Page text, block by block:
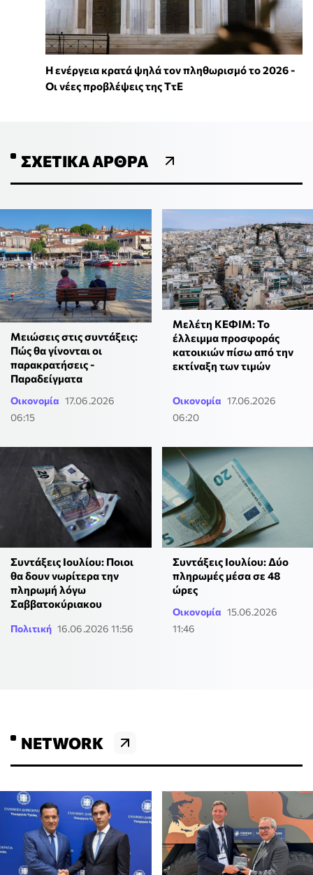
Η ενέργεια κρατά ψηλά τον πληθωρισμό το 2026 -
Οι νέες προβλέψεις της ΤτΕ
ΣΧΕΤΙΚΆ ΆΡΘΡΑ
Μειώσεις στις συντάξεις:
Πώς θα γίνονται οι
παρακρατήσεις -
Παραδείγματα
Οικονομία 17.06.2026
06:15
Μελέτη ΚΕΦΙΜ: Το
έλλειμμα προσφοράς
κατοικιών πίσω από την
εκτίναξη των τιμών
Οικονομία 17.06.2026
06:20
Συντάξεις Ιουλίου: Ποιοι
θα δουν νωρίτερα την
πληρωμή λόγω
Σαββατοκύριακου
Πολιτική 16.06.2026 11:56
Συντάξεις Ιουλίου: Δύο
πληρωμές μέσα σε 48
ώρες
Οικονομία 15.06.2026
11:46
NETWORK